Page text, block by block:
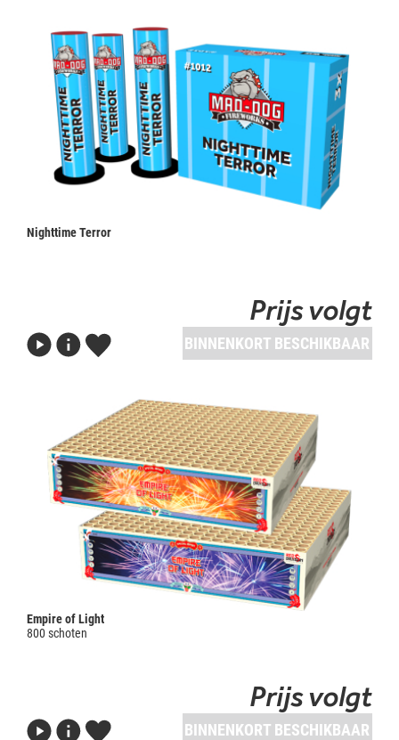
Nighttime Terror
Prijs volgt
BINNENKORT BESCHIKBAAR
Empire of Light
800 schoten
Prijs volgt
BINNENKORT BESCHIKBAAR